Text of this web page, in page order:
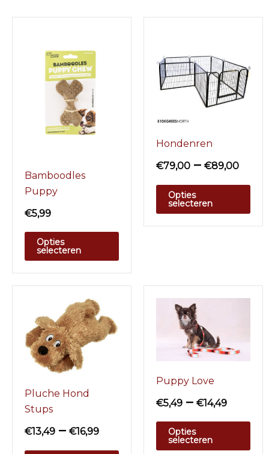
Bamboodles
Puppy
€5,99
Opties
selecteren
Hondenren
€79,00 – €89,00
Opties
selecteren
Pluche Hond
Stups
€13,49 – €16,99
Puppy Love
€5,49 – €14,49
Opties
selecteren